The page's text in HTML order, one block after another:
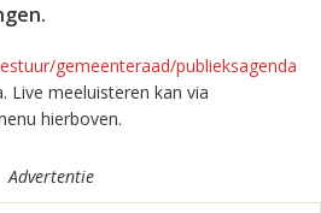
gemeenteraad/publieksagenda
Live meeluisteren kan via
hierboven.
Advertentie